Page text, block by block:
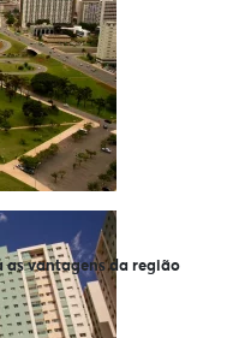
as vantagens da região